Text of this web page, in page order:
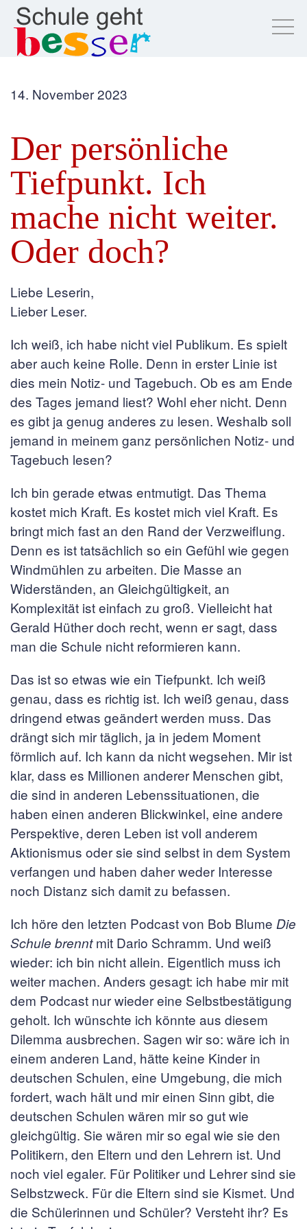
14. November 2023
Der persönliche
Tiefpunkt. Ich
mache nicht weiter.
Oder doch?
Liebe Leserin,
Lieber Leser.
Ich weiß, ich habe nicht viel Publikum. Es spielt
aber auch keine Rolle. Denn in erster Linie ist
dies mein Notiz- und Tagebuch. Ob es am Ende
des Tages jemand liest? Wohl eher nicht. Denn
es gibt ja genug anderes zu lesen. Weshalb soll
jemand in meinem ganz persönlichen Notiz- und
Tagebuch lesen?
Ich bin gerade etwas entmutigt. Das Thema
kostet mich Kraft. Es kostet mich viel Kraft. Es
bringt mich fast an den Rand der Verzweiflung.
Denn es ist tatsächlich so ein Gefühl wie gegen
Windmühlen zu arbeiten. Die Masse an
Widerständen, an Gleichgültigkeit, an
Komplexität ist einfach zu groß. Vielleicht hat
Gerald Hüther doch recht, wenn er sagt, dass
man die Schule nicht reformieren kann.
Das ist so etwas wie ein Tiefpunkt. Ich weiß
genau, dass es richtig ist. Ich weiß genau, dass
dringend etwas geändert werden muss. Das
drängt sich mir täglich, ja in jedem Moment
förmlich auf. Ich kann da nicht wegsehen. Mir ist
klar, dass es Millionen anderer Menschen gibt,
die sind in anderen Lebenssituationen, die
haben einen anderen Blickwinkel, eine andere
Perspektive, deren Leben ist voll anderem
Aktionismus oder sie sind selbst in dem System
verfangen und haben daher weder Interesse
noch Distanz sich damit zu befassen.
Ich höre den letzten Podcast von Bob Blume Die
Schule brenntmit Dario Schramm. Und weiß
wieder: ich bin nicht allein. Eigentlich muss ich
weiter machen. Anders gesagt: ich habe mir mit
dem Podcast nur wieder eine Selbstbestätigung
geholt. Ich wünschte ich könnte aus diesem
Dilemma ausbrechen. Sagen wir so: wäre ich in
einem anderen Land, hätte keine Kinder in
deutschen Schulen, eine Umgebung, die mich
fordert, wach hält und mir einen Sinn gibt, die
deutschen Schulen wären mir so gut wie
gleichgültig. Sie wären mir so egal wie sie den
Politikern, den Eltern und den Lehrern ist. Und
noch viel egaler. Für Politiker und Lehrer sind sie
Selbstzweck. Für die Eltern sind sie Kismet. Und
die Schülerinnen und Schüler? Versteht ihr? Es